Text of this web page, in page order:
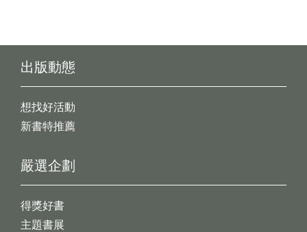
出版動態
想找好活動
新書特推薦
嚴選企劃
得獎好書
主題書展